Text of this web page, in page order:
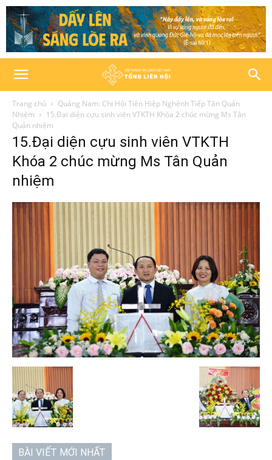
Trang chủ
Quảng Nam: Chi Hội Tiên Hiệp Nghênh Tiếp Tân Quản
Nhiệm
15.Đại diện cựu sinh viên VTKTH Khóa 2 chúc mừng Ms Tân
Quản nhiệm
15.Đại diện cựu sinh viên VTKTH
Khóa 2 chúc mừng Ms Tân Quản
nhiệm
BÀI VIẾT MỚI NHẤT